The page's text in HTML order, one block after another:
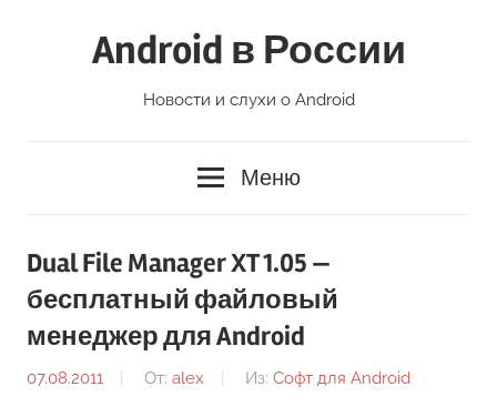
Android в России
Новости и слухи о Android
Меню
Dual File Manager XT 1.05 —
бесплатный файловый
менеджер для Android
07.08.2011 От: alex Из: Софт для Android